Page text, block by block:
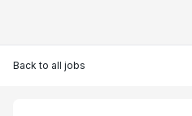
Back to all jobs